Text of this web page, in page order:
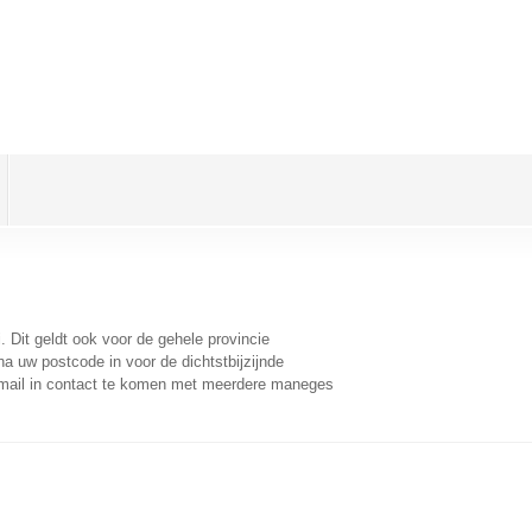
. Dit geldt ook voor de gehele provincie
uw postcode in voor de dichtstbijzijnde
in contact te komen met meerdere maneges